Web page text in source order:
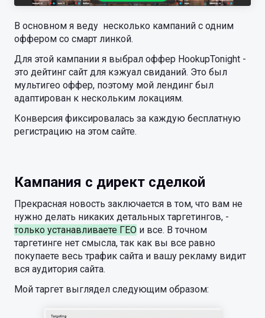
В основном я веду несколько кампаний с одним
оффером со смарт линкой.
Для этой кампании я выбрал оффер HookupTonight -
это дейтинг сайт для кэжуал свиданий. Это был
мультигео оффер, поэтому мой лендинг был
адаптирован к нескольким локациям.
Конверсия фиксировалась за каждую бесплатную
регистрацию на этом сайте.
Кампания с директ сделкой
Прекрасная новость заключается в том, что вам не
нужно делать никаких детальных таргетингов, -
только устанавливаете ГЕО и все. В точном
таргетинге нет смысла, так как вы все равно
покупаете весь трафик сайта и вашу рекламу видит
вся аудитория сайта.
Мой таргет выглядел следующим образом: